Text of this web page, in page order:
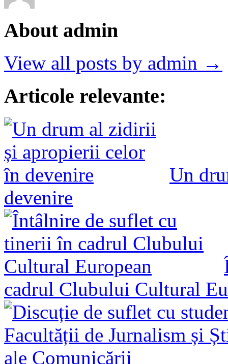
About admin
View all posts by admin →
Articole relevante:
Un
devenire
cadrul Clubului Cultural